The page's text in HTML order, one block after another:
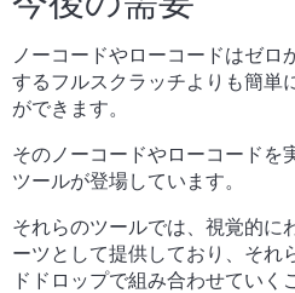
ノーコードやローコードはゼロ
するフルスクラッチよりも簡単
ができます。
そのノーコードやローコードを
ツールが登場しています。
それらのツールでは、視覚的に
ーツとして提供しており、それ
ドドロップで組み合わせていく